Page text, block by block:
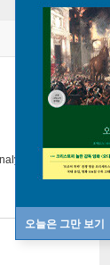
오늘은 그만 보기
of the financial